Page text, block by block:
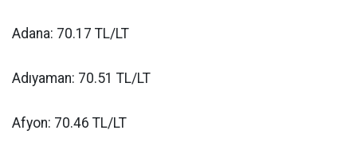
Adana: 70.17 TL/LT
Adıyaman: 70.51 TL/LT
Afyon: 70.46 TL/LT